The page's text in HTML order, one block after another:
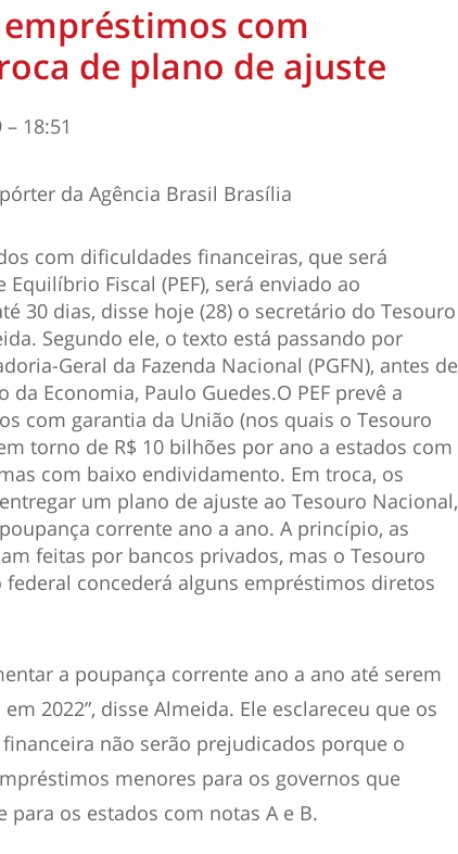
com
de plano de ajuste
18:51
da Agência Brasil Brasília
com dificuldades financeiras, que será
Fiscal (PEF), será enviado ao
30 dias, disse hoje (28) o secretário do Tesouro
Segundo ele, o texto está passando por
Geral da Fazenda Nacional (PGFN), antes de
Economia, Paulo Guedes.O PEF prevê a
com garantia da União (nos quais o Tesouro
torno de R$ 10 bilhões por ano a estados com
com baixo endividamento. Em troca, os
um plano de ajuste ao Tesouro Nacional,
corrente ano a ano. A princípio, as
feitas por bancos privados, mas o Tesouro
federal concederá alguns empréstimos diretos
a poupança corrente ano a ano até serem
2022”, disse Almeida. Ele esclareceu que os
não serão prejudicados porque o
menores para os governos que
para os estados com notas A e B.